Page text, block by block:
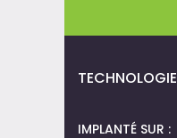
TECHNOLOGIE
IMPLANTÉ SUR :